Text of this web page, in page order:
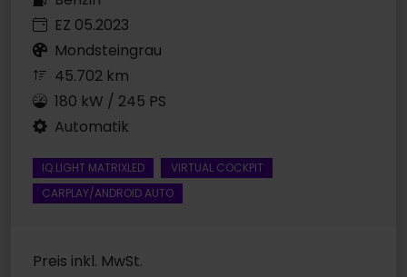
EZ 05.2023
Mondsteingrau
45.702 km
180 kW / 245 PS
Automatik
IQ.LIGHT MATRIXLED
VIRTUAL COCKPIT
CARPLAY/ANDROID AUTO
Preis inkl. MwSt.